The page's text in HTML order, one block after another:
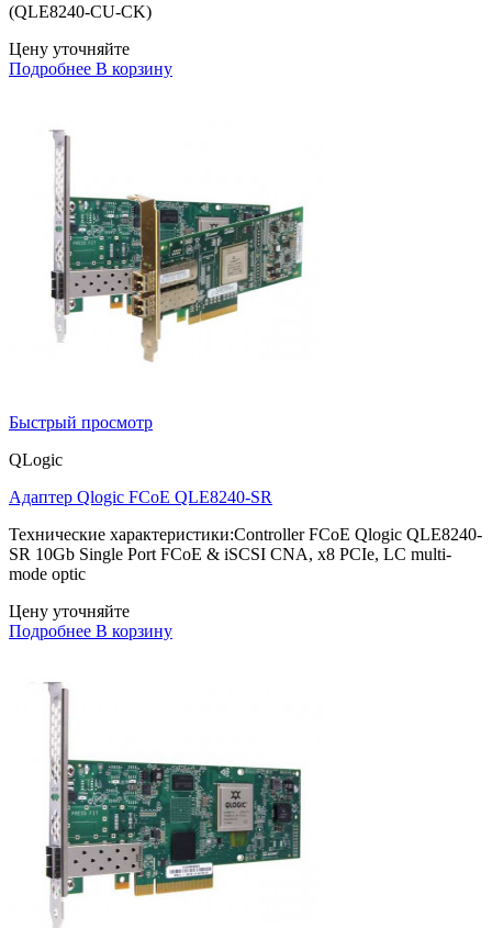
(QLE8240-CU-CK)
Цену уточняйте
Подробнее В корзину
Быстрый просмотр
QLogic
Адаптер Qlogic FCoE QLE8240-SR
Технические характеристики:Controller FCoE Qlogic QLE8240-
SR 10Gb Single Port FCoE & iSCSI CNA, x8 PCIe, LC multi-
mode optic
Цену уточняйте
Подробнее В корзину